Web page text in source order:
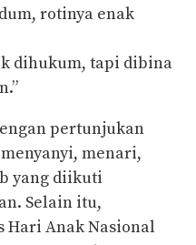
rotinya enak
dihukum, tapi dibina
pertunjukan
menari,
yang diikuti
Selain itu,
Anak Nasional